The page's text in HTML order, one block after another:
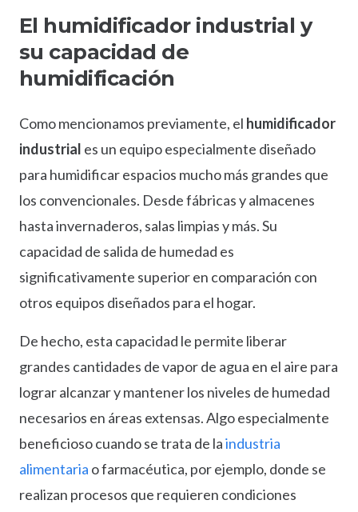
El humidificador industrial y
su capacidad de
humidificación
Como mencionamos previamente, el humidificador
industrial es un equipo especialmente diseñado
para humidificar espacios mucho más grandes que
los convencionales. Desde fábricas y almacenes
hasta invernaderos, salas limpias y más. Su
capacidad de salida de humedad es
significativamente superior en comparación con
otros equipos diseñados para el hogar.
De hecho, esta capacidad le permite liberar
grandes cantidades de vapor de agua en el aire para
lograr alcanzar y mantener los niveles de humedad
necesarios en áreas extensas. Algo especialmente
beneficioso cuando se trata de laindustria
alimentaria o farmacéutica, por ejemplo, donde se
realizan procesos que requieren condiciones